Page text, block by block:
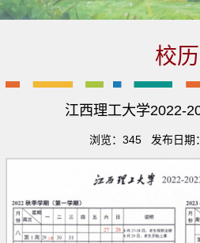
校历
江西理工大学2022-
浏览： 345 发布日期